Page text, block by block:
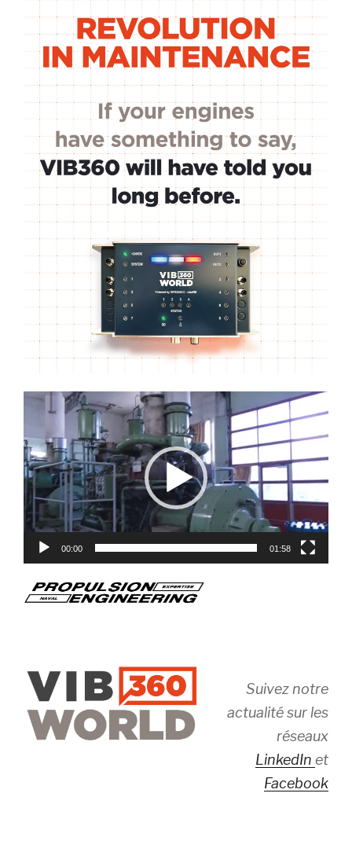
Lecteur
00:00 01:58
Suivez notre
actualité sur les
réseaux
LinkedIn et
Facebook